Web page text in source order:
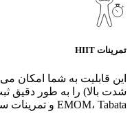
تمرینات HIIT
EMOM، Tabata و تمرینات سفارشی می باشد.